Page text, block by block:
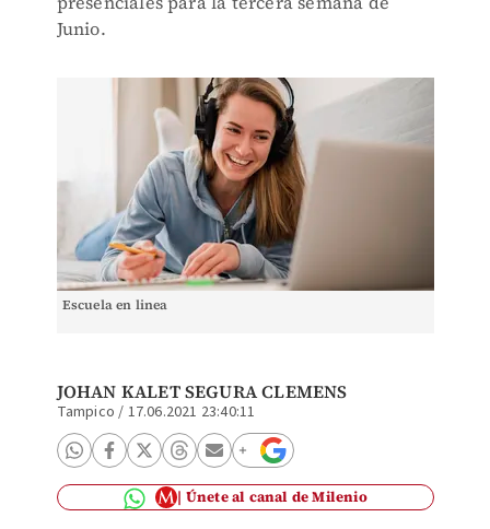
Junio.
Escuela en linea
JOHAN KALET SEGURA CLEMENS
Tampico / 17.06.2021 23:40:11
Únete al canal de Milenio